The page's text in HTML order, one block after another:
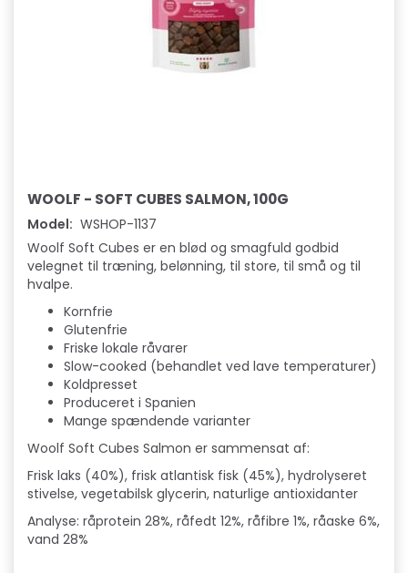
WOOLF - SOFT CUBES SALMON, 100G
Model: WSHOP-1137
Woolf Soft Cubes er en blød og smagfuld godbid
velegnet til træning, belønning, til store, til små og til
hvalpe.
Kornfrie
Glutenfrie
Friske lokale råvarer
Slow-cooked (behandlet ved lave temperaturer)
Koldpresset
Produceret i Spanien
Mange spændende varianter
Woolf Soft Cubes Salmon er sammensat af:
Frisk laks (40%), frisk atlantisk fisk (45%), hydrolyseret
stivelse, vegetabilsk glycerin, naturlige antioxidanter
Analyse: råprotein 28%, råfedt 12%, råfibre 1%, råaske 6%,
vand 28%